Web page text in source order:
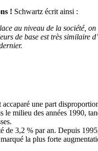
! Schwartz écrit ainsi :
au niveau de la société,
de base est très similaire
une part
milieu des années 1990,
de 3,2 % par an. Depuis
la plus forte